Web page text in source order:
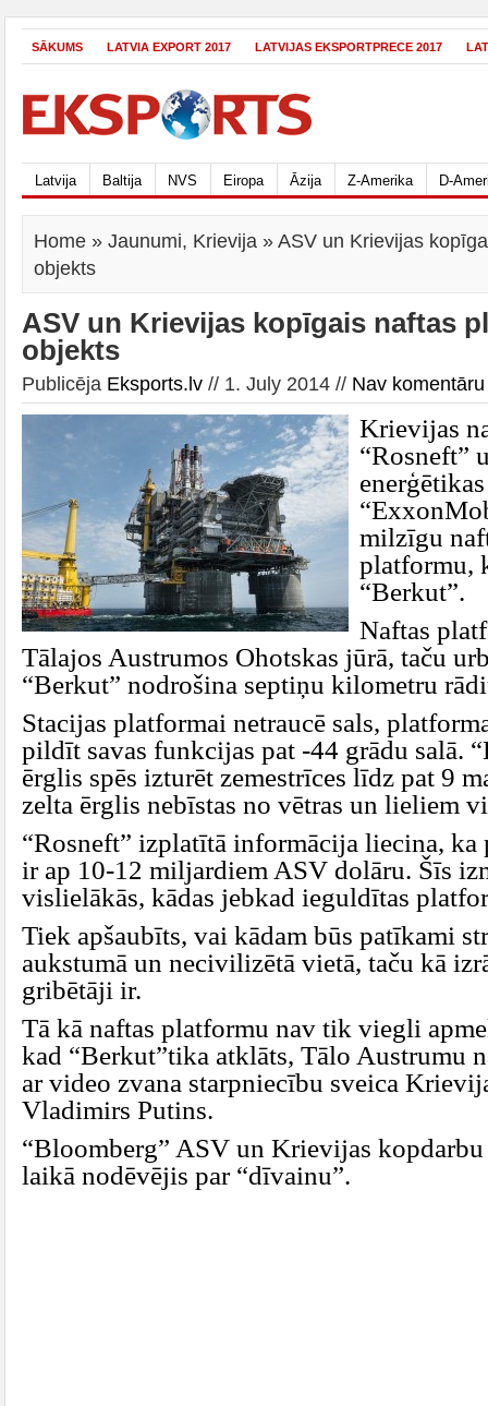
SĀKUMS LATVIA EXPORT 2017 LATVIJAS EKSPORTPRECE 2017
Latvija Baltija NVS Eiropa Āzija Z-Amerika D-
Home » Jaunumi, Krievija » ASV un Krievijas
objekts
ASV un Krievijas kopīgais naftas
objekts
Publicēja Eksports.lv // 1. July 2014 // Nav komentāru
Krievijas
“Rosneft”
milzīgu
platformu,
“Berkut”.
Naftas
Tālajos Austrumos Ohotskas jūrā, taču
“Berkut” nodrošina septiņu kilometru
Stacijas platformai netraucē sals,
pildīt savas funkcijas pat -44 grādu salā.
ērglis spēs izturēt zemestrīces līdz pat 9
zelta ērglis nebīstas no vētras un lieliem
“Rosneft” izplatītā informācija liecina, ka
ir ap 10-12 miljardiem ASV dolāru. Šīs
vislielākās, kādas jebkad ieguldītas
Tiek apšaubīts, vai kādam būs patīkami
aukstumā un necivilizētā vietā, taču kā
gribētāji ir.
Tā kā naftas platformu nav tik viegli
kad “Berkut”tika atklāts, Tālo Austrumu
ar video zvana starpniecību sveica
Vladimirs Putins.
“Bloomberg” ASV un Krievijas
laikā nodēvējis par “dīvainu”.